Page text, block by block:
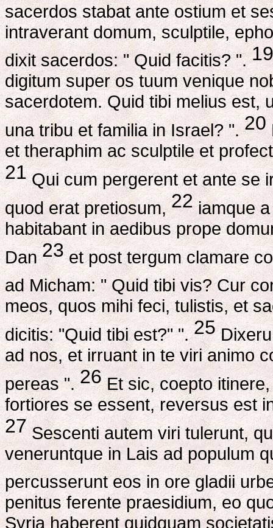
sacerdos stabat ante ostium et
intraverant domum, sculptile,
dixit sacerdos: " Quid facitis? ".19
digitum super os tuum venique
sacerdotem. Quid tibi melius est,
una tribu et familia in Israel? ".20
et theraphim ac sculptile et
21Qui cum pergerent et ante se
quod erat pretiosum,22iamque
habitabant in aedibus prope
Dan23et post tergum clamare
ad Micham: " Quid tibi vis? Cur
meos, quos mihi feci, tulistis, et
dicitis: "Quid tibi est?" ".25
ad nos, et irruant in te viri animo
pereas ".26Et sic, coepto
fortiores se essent, reversus est
27Sescenti autem viri tulerunt,
veneruntque in Lais ad populum
percusserunt eos in ore gladii
penitus ferente praesidium, eo
Syria haberent quidquam